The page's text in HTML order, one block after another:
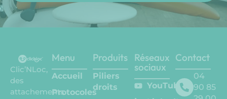
Clic’NLoc,
des
attachements
Menu
Accueil
Protocoles
Produits
Piliers
droits
Réseaux
sociaux
YouTube
Contact
04
90 85